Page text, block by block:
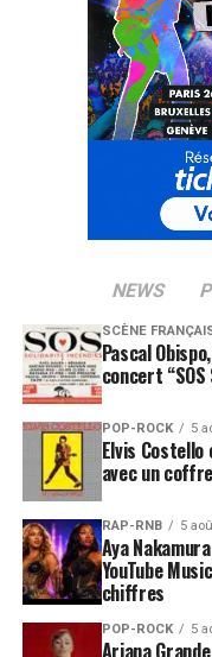
NEWS
SCÈNE
Pascal
concert
POP-ROCK 5
Elvis Costello
avec un
RAP-RNB 5
Aya
YouTube
chiffres
POP-ROCK 5
Ariana